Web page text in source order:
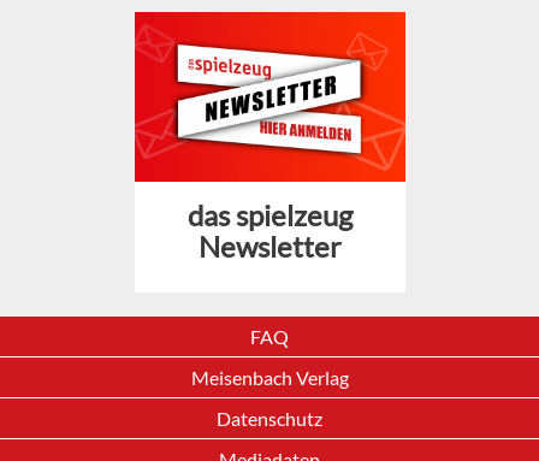
das spielzeug
Newsletter
FAQ
Meisenbach Verlag
Datenschutz